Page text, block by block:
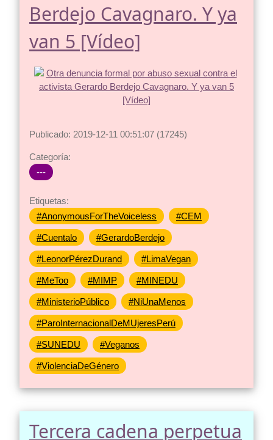
Berdejo Cavagnaro. Y ya
van 5 [Vídeo]
Publicado: 2019-12-11 00:51:07 (17245)
Categoría:
---
Etiquetas:
#AnonymousForTheVoiceless
#CEM
#Cuentalo #GerardoBerdejo
#LeonorPérezDurand #LimaVegan
#MeToo #MIMP #MINEDU
#MinisterioPúblico #NiUnaMenos
#ParoInternacionalDeMUjeresPerú
#SUNEDU #Veganos
#ViolenciaDeGénero
Tercera cadena perpetua